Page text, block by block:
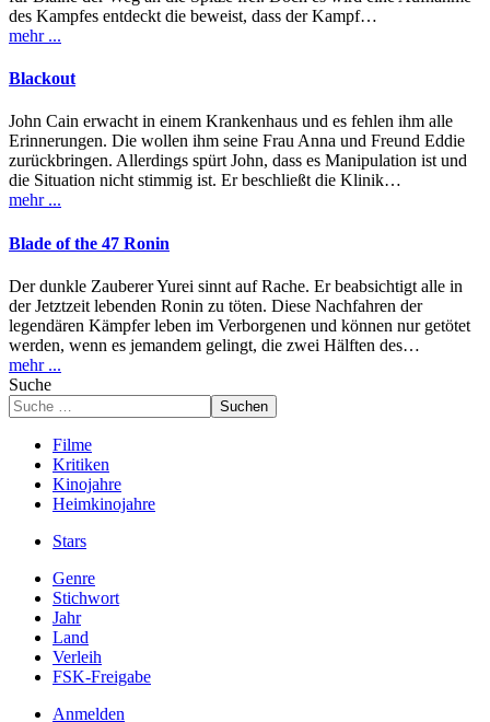
des Kampfes entdeckt die beweist, dass der Kampf…
mehr ...
Blackout
John Cain erwacht in einem Krankenhaus und es fehlen ihm alle
Erinnerungen. Die wollen ihm seine Frau Anna und Freund Eddie
zurückbringen. Allerdings spürt John, dass es Manipulation ist und
die Situation nicht stimmig ist. Er beschließt die Klinik…
mehr ...
Blade of the 47 Ronin
Der dunkle Zauberer Yurei sinnt auf Rache. Er beabsichtigt alle in
der Jetztzeit lebenden Ronin zu töten. Diese Nachfahren der
legendären Kämpfer leben im Verborgenen und können nur getötet
werden, wenn es jemandem gelingt, die zwei Hälften des…
mehr ...
Suche
Suchen
Filme
Kritiken
Kinojahre
Heimkinojahre
Stars
Genre
Stichwort
Jahr
Land
Verleih
FSK-Freigabe
Anmelden